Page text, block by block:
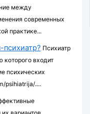
между
современных
практике...
психиатр? Психиатр
которого входит
психических
psihiatrija/....